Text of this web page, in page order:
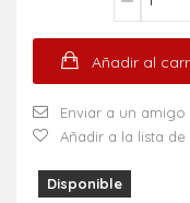
Añadir al
Enviar a un amigo
Añadir a la lista de
Disponible